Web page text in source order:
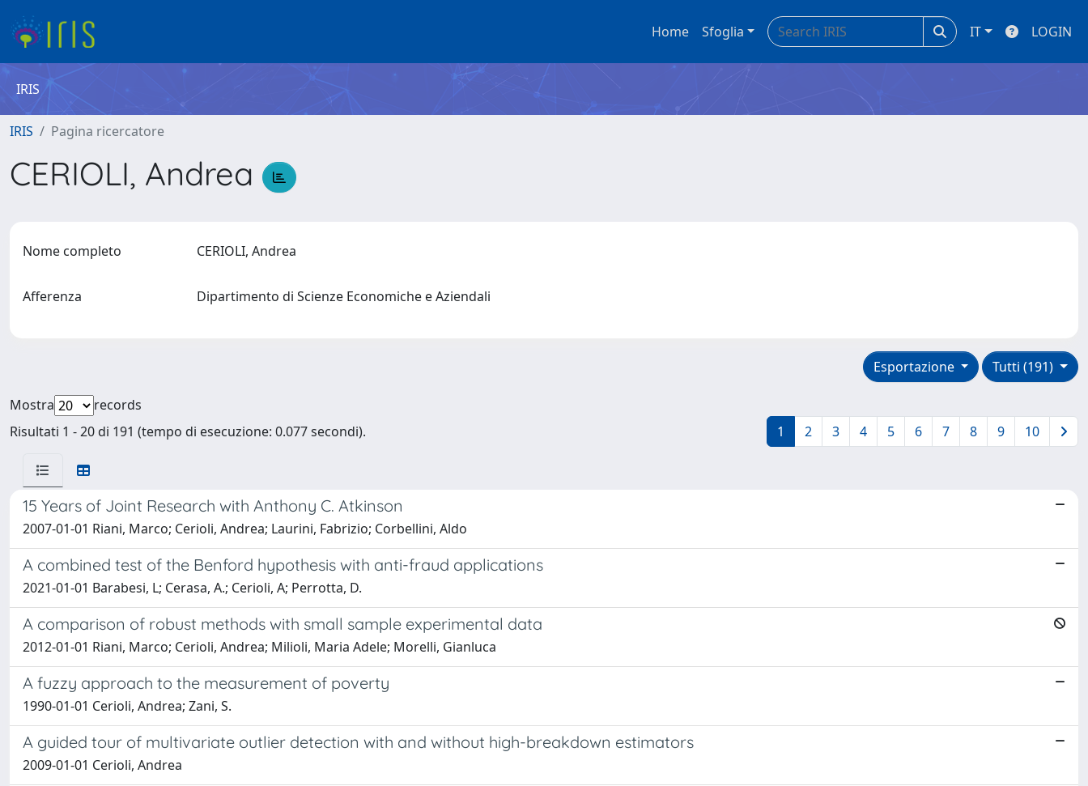
Home Sfoglia IT LOGIN
IRIS
IRIS Pagina ricercatore
CERIOLI, Andrea
Nome completo CERIOLI, Andrea
Afferenza Dipartimento di Scienze Economiche e Aziendali
Tutti (191)
Esportazione
Mostra
records
Risultati 1 - 20 di 191 (tempo di esecuzione: 0.077 secondi).
1 2 3 4 5 6 7 8 9 10
15 Years of Joint Research with Anthony C. Atkinson
2007-01-01 Riani, Marco; Cerioli, Andrea; Laurini, Fabrizio; Corbellini, Aldo
A combined test of the Benford hypothesis with anti-fraud applications
2021-01-01 Barabesi, L; Cerasa, A.; Cerioli, A; Perrotta, D.
A comparison of robust methods with small sample experimental data
2012-01-01 Riani, Marco; Cerioli, Andrea; Milioli, Maria Adele; Morelli, Gianluca
A fuzzy approach to the measurement of poverty
1990-01-01 Cerioli, Andrea; Zani, S.
A guided tour of multivariate outlier detection with and without high-breakdown estimators
2009-01-01 Cerioli, Andrea